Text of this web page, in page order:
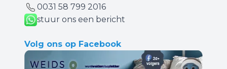
0031 ‪58 799 2016‬
stuur ons een bericht
Volg ons op Facebook